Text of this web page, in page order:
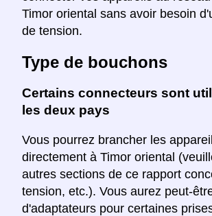
Timor oriental sans avoir besoin
de tension.
Type de bouchons
Certains connecteurs sont
les deux pays
Vous pourrez brancher les
directement à Timor oriental
autres sections de ce rapport
tension, etc.). Vous aurez peut-
d'adaptateurs pour certaines